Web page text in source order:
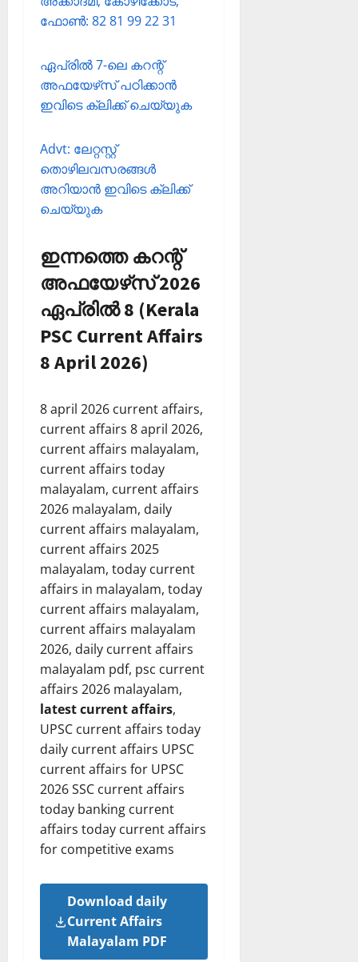
ഫോണ്‍: 82 81 99 22 31
ഏപ്രില്‍ 7-ലെ കറന്റ്
അഫയേഴ്‌സ് പഠിക്കാന്‍
ഇവിടെ ക്ലിക്ക് ചെയ്യുക
Advt: ലേറ്റസ്റ്റ്
തൊഴിലവസരങ്ങള്‍
അറിയാന്‍ ഇവിടെ ക്ലിക്ക്
ചെയ്യുക
ഇന്നത്തെ കറന്റ്
അഫയേഴ്‌സ് 2026
ഏപ്രില്‍ 8 (Kerala
PSC Current Affairs
8 April 2026)
8 april 2026 current affairs,
current affairs 8 april 2026,
current affairs malayalam,
current affairs today
malayalam, current affairs
2026 malayalam, daily
current affairs malayalam,
current affairs 2025
malayalam, today current
affairs in malayalam, today
current affairs malayalam,
current affairs malayalam
2026, daily current affairs
malayalam pdf, psc current
affairs 2026 malayalam,
latest current affairs,
UPSC current affairs today
daily current affairs UPSC
current affairs for UPSC
2026 SSC current affairs
today banking current
affairs today current affairs
for competitive exams
Download daily
Current Affairs
Malayalam PDF